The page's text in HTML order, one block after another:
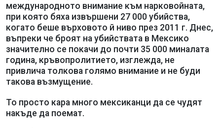
международното внимание към нарковойната,
при която бяха извършени 27 000 убийства,
когато беше върховото й ниво през 2011 г. Днес,
въпреки че броят на убийствата в Мексико
значително се покачи до почти 35 000 миналата
година, кръвопролитието, изглежда, не
привлича толкова голямо внимание и не буди
такова възмущение.
То просто кара много мексиканци да се чудят
накъде да поемат.